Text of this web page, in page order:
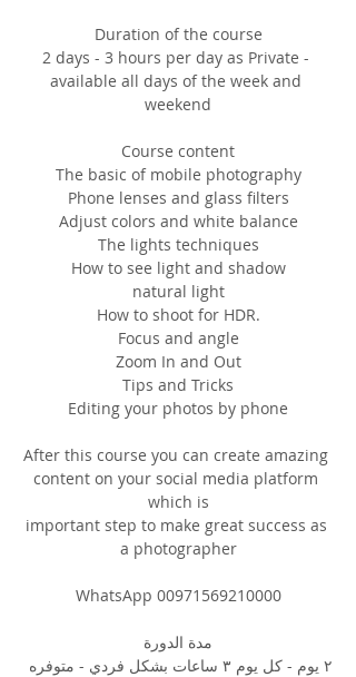
Duration of the course
2 days - 3 hours per day as Private -
available all days of the week and
weekend
Course content
The basic of mobile photography
Phone lenses and glass filters
Adjust colors and white balance
The lights techniques
How to see light and shadow
natural light
How to shoot for HDR.
Focus and angle
Zoom In and Out
Tips and Tricks
Editing your photos by phone
After this course you can create amazing
content on your social media platform
which is
important step to make great success as
a photographer
WhatsApp 00971569210000
مدة الدورة
٢ يوم - كل يوم ٣ ساعات بشكل فردي - متوفره